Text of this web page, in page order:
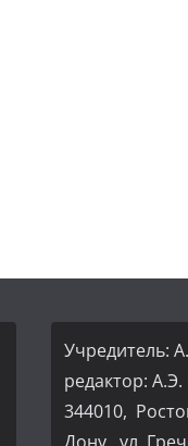
Учредитель:
редактор:
344010,